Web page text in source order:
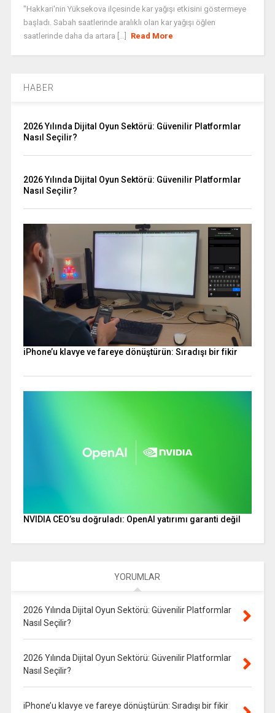
"Hakkari'nin Yüksekova ilçesinde kar yağışı etkisini göstermeye
başladı. Sabah saatlerinde aralıklı olan kar yağışı öğlen
saatlerinde daha da artara [...]
Read More
HABER
2026 Yılında Dijital Oyun Sektörü: Güvenilir Platformlar
Nasıl Seçilir?
2026 Yılında Dijital Oyun Sektörü: Güvenilir Platformlar
Nasıl Seçilir?
iPhone’u klavye ve fareye dönüştürün: Sıradışı bir fikir
NVIDIA CEO’su doğruladı: OpenAI yatırımı garanti değil
YORUMLAR
2026 Yılında Dijital Oyun Sektörü: Güvenilir Platformlar
Nasıl Seçilir?
2026 Yılında Dijital Oyun Sektörü: Güvenilir Platformlar
Nasıl Seçilir?
iPhone’u klavye ve fareye dönüştürün: Sıradışı bir fikir